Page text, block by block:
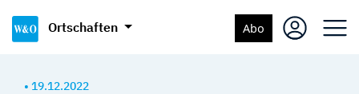
Ortschaften Abo
• 19.12.2022